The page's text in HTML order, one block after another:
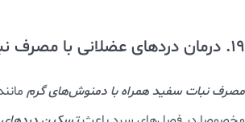
17. خواص نبات برای تقویت بینایی
قندهای طبیعی تصفیه‌نشده حاوی
آهن و منگنز هستند که در سلامت عروق شبکیه